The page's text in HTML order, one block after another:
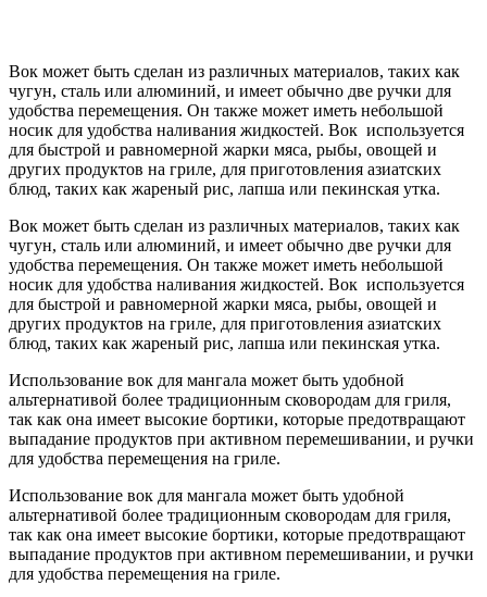
Вок может быть сделан из различных материалов, таких как
чугун, сталь или алюминий, и имеет обычно две ручки для
удобства перемещения. Он также может иметь небольшой
носик для удобства наливания жидкостей. Вок используется
для быстрой и равномерной жарки мяса, рыбы, овощей и
других продуктов на гриле, для приготовления азиатских
блюд, таких как жареный рис, лапша или пекинская утка.
Вок может быть сделан из различных материалов, таких как
чугун, сталь или алюминий, и имеет обычно две ручки для
удобства перемещения. Он также может иметь небольшой
носик для удобства наливания жидкостей. Вок используется
для быстрой и равномерной жарки мяса, рыбы, овощей и
других продуктов на гриле, для приготовления азиатских
блюд, таких как жареный рис, лапша или пекинская утка.
Использование вок для мангала может быть удобной
альтернативой более традиционным сковородам для гриля,
так как она имеет высокие бортики, которые предотвращают
выпадание продуктов при активном перемешивании, и ручки
для удобства перемещения на гриле.
Использование вок для мангала может быть удобной
альтернативой более традиционным сковородам для гриля,
так как она имеет высокие бортики, которые предотвращают
выпадание продуктов при активном перемешивании, и ручки
для удобства перемещения на гриле.